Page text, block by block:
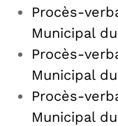
Procès-
Municipal
Procès-
Municipal
Procès-
Municipal